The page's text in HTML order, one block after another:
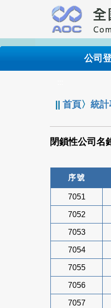
要
內
公司
||首頁〉統計
閉鎖性公司名
序號
7051
7052
7053
7054
7055
7056
7057